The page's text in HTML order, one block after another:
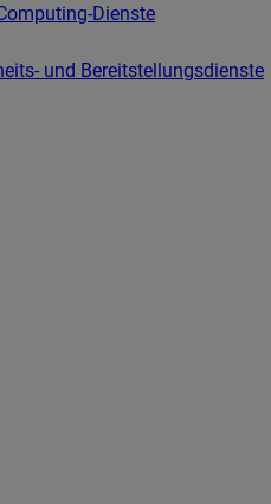
Dienste
und Bereitstellungsdienste